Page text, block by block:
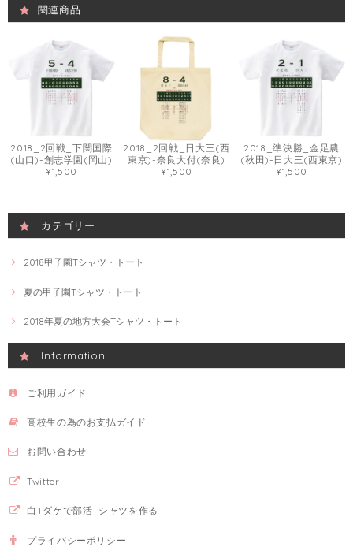
関連商品
2018_2回戦_下関国際
(山口)-創志学園(岡山)
¥1,500
2018_2回戦_日大三(西
東京)-奈良大付(奈良)
¥1,500
2018_準決勝_金足農
(秋田)-日大三(西東京)
¥1,500
カテゴリー
2018甲子園Tシャツ・トート
夏の甲子園Tシャツ・トート
2018年夏の地方大会Tシャツ・トート
Information
ご利用ガイド
高校生の為のお支払ガイド
お問い合わせ
Twitter
白Tダケで部活Tシャツを作る
プライバシーポリシー